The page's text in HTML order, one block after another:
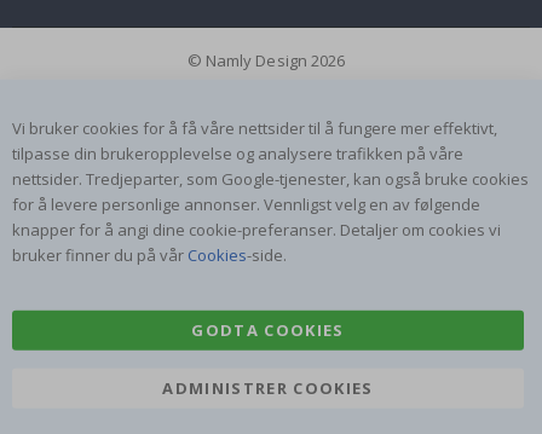
© Namly Design 2026
Vi bruker cookies for å få våre nettsider til å fungere mer effektivt,
tilpasse din brukeropplevelse og analysere trafikken på våre
nettsider. Tredjeparter, som Google-tjenester, kan også bruke cookies
for å levere personlige annonser. Vennligst velg en av følgende
knapper for å angi dine cookie-preferanser. Detaljer om cookies vi
bruker finner du på vår Cookies-side.
GODTA COOKIES
ADMINISTRER COOKIES